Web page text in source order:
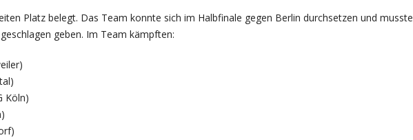
Platz belegt. Das Team konnte sich im Halbfinale gegen Berlin durchsetzen und musste
geben. Im Team kämpften:
Köln)